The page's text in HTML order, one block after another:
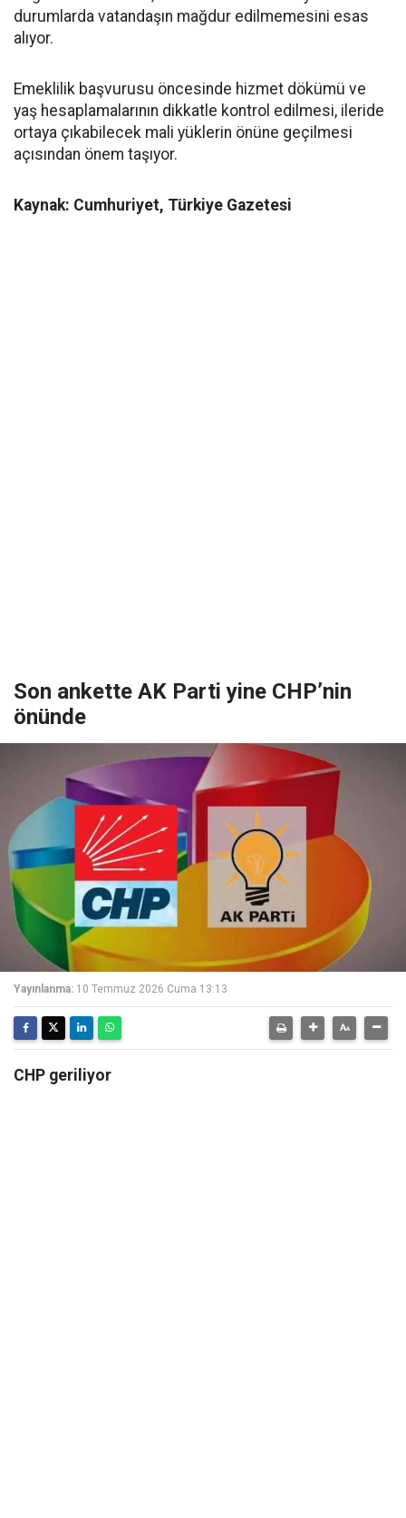
durumlarda vatandaşın mağdur edilmemesini esas
alıyor.
Emeklilik başvurusu öncesinde hizmet dökümü ve
yaş hesaplamalarının dikkatle kontrol edilmesi, ileride
ortaya çıkabilecek mali yüklerin önüne geçilmesi
açısından önem taşıyor.
Kaynak: Cumhuriyet, Türkiye Gazetesi
Son ankette AK Parti yine CHP’nin
önünde
Yayınlanma: 10 Temmuz 2026 Cuma 13:13
CHP geriliyor